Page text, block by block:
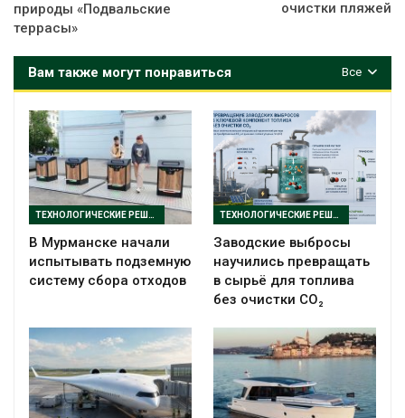
природы «Подвальские
террасы»
очистки пляжей
Все
Вам также могут понравиться
ТЕХНОЛОГИЧЕСКИЕ РЕШЕНИЯ
В Мурманске начали
испытывать подземную
систему сбора отходов
ТЕХНОЛОГИЧЕСКИЕ РЕШЕНИЯ
Заводские выбросы
научились превращать
в сырьё для топлива
без очистки CO₂